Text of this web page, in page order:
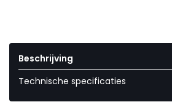
Beschrijving
Technische specificaties